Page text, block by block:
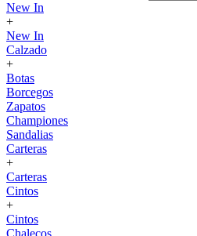
New In
+
New In
Calzado
+
Botas
Borcegos
Zapatos
Championes
Sandalias
Carteras
+
Carteras
Cintos
+
Cintos
Chalecos